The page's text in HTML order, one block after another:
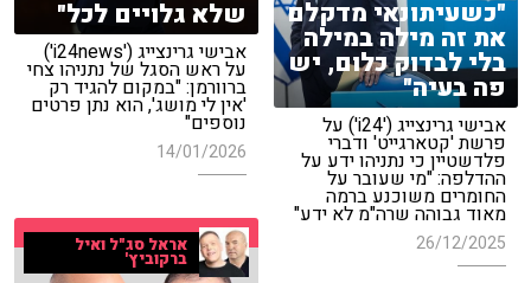
שלא גלויים לכל"
אבישי גרינצייג ('i24news')
על ראש הסגל של נתניהו צחי
ברוורמן: "במקום להגיד רק
'אין לי מושג', הוא נתן פרטים
נוספים"
14/01/2026
"כשעיתונאי מדקלם
את זה מילה במילה
בלי לבדוק כלום, יש
פה בעיה"
אבישי גרינצייג ('i24') על
פרשת 'קטארגייט' ודברי
פלדשטיין כי נתניהו ידע על
ההדלפה: "מי שעובר על
החומרים משוכנע ברמה
מאוד גבוהה שרה"מ לא ידע"
26/12/2025 אראל סג"ל ואיל
ברקוביץ'